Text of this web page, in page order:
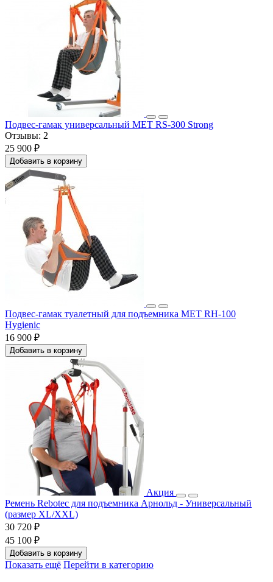
Подвес-гамак универсальный МЕТ RS-300 Strong
Отзывы: 2
25 900 ₽
Добавить в корзину
Подвес-гамак туалетный для подъемника МЕТ RH-100
Hygienic
16 900 ₽
Добавить в корзину
Акция
Ремень Rebotec для подъемника Арнольд - Универсальный
(размер XL/XXL)
30 720 ₽
45 100 ₽
Добавить в корзину
Показать ещё Перейти в категорию